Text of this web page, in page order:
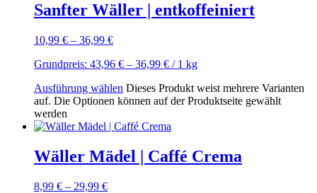
Sanfter Wäller | entkoffeiniert
10,99 € – 36,99 €
Grundpreis: 43,96 € – 36,99 € / 1 kg
Ausführung wählen Dieses Produkt weist mehrere Varianten
auf. Die Optionen können auf der Produktseite gewählt
werden
Wäller Mädel | Caffé Crema
8,99 € – 29,99 €